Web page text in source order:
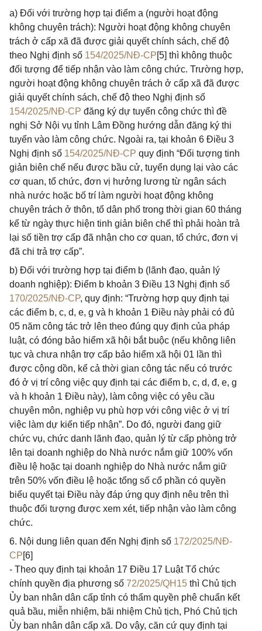
a) Đối với trường hợp tại điểm a (người hoạt động
không chuyên trách): Người hoạt động không chuyên
trách ở cấp xã đã được giải quyết chính sách, chế độ
theo Nghị định số 154/2025/NĐ-CP[5] thì không thuộc
đối tượng để tiếp nhận vào làm công chức. Trường hợp,
người hoạt động không chuyên trách ở cấp xã đã được
giải quyết chính sách, chế độ theo Nghị định số
154/2025/NĐ-CP đăng ký dự tuyển công chức thì đề
nghị Sở Nội vụ tỉnh Lâm Đồng hướng dẫn đăng ký thi
tuyển vào làm công chức. Ngoài ra, tại khoản 6 Điều 3
Nghị định số 154/2025/NĐ-CP quy định “Đối tượng tinh
giản biên chế nếu được bầu cử, tuyển dụng lại vào các
cơ quan, tổ chức, đơn vị hưởng lương từ ngân sách
nhà nước hoặc bố trí làm người hoạt động không
chuyên trách ở thôn, tổ dân phố trong thời gian 60 tháng
kể từ ngày thực hiện tinh giản biên chế thì phải hoàn trả
lại số tiền trợ cấp đã nhận cho cơ quan, tổ chức, đơn vị
đã chi trả trợ cấp”.
b) Đối với trường hợp tại điểm b (lãnh đạo, quản lý
doanh nghiệp): Điểm b khoản 3 Điều 13 Nghị định số
170/2025/NĐ-CP, quy định: “Trường hợp quy định tại
các điểm b, c, d, e, g và h khoản 1 Điều này phải có đủ
05 năm công tác trở lên theo đúng quy định của pháp
luật, có đóng bảo hiểm xã hội bắt buộc (nếu không liên
tục và chưa nhận trợ cấp bảo hiểm xã hội 01 lần thì
được cộng dồn, kể cả thời gian công tác nếu có trước
đó ở vị trí công việc quy định tại các điểm b, c, d, đ, e, g
và h khoản 1 Điều này), làm công việc có yêu cầu
chuyên môn, nghiệp vụ phù hợp với công việc ở vị trí
việc làm dự kiến tiếp nhận”. Do đó, người đang giữ
chức vụ, chức danh lãnh đạo, quản lý từ cấp phòng trở
lên tại doanh nghiệp do Nhà nước nắm giữ 100% vốn
điều lệ hoặc tại doanh nghiệp do Nhà nước nắm giữ
trên 50% vốn điều lệ hoặc tổng số cổ phần có quyền
biểu quyết tại Điều này đáp ứng quy định nêu trên thì
thuộc đối tượng được xem xét, tiếp nhận vào làm công
chức.
6. Nội dung liên quan đến Nghị định số 172/2025/NĐ-
CP[6]
- Theo quy định tại khoản 17 Điều 17 Luật Tổ chức
chính quyền địa phương số 72/2025/QH15 thì Chủ tịch
Ủy ban nhân dân cấp tỉnh có thẩm quyền phê chuẩn kết
quả bầu, miễn nhiệm, bãi nhiệm Chủ tịch, Phó Chủ tịch
Ủy ban nhân dân cấp xã. Do vậy, căn cứ quy định tại